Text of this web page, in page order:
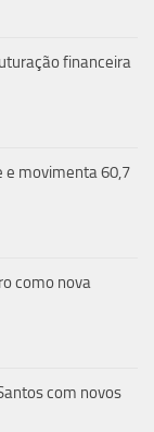
financeira
e movimenta 60,7
como nova
com novos